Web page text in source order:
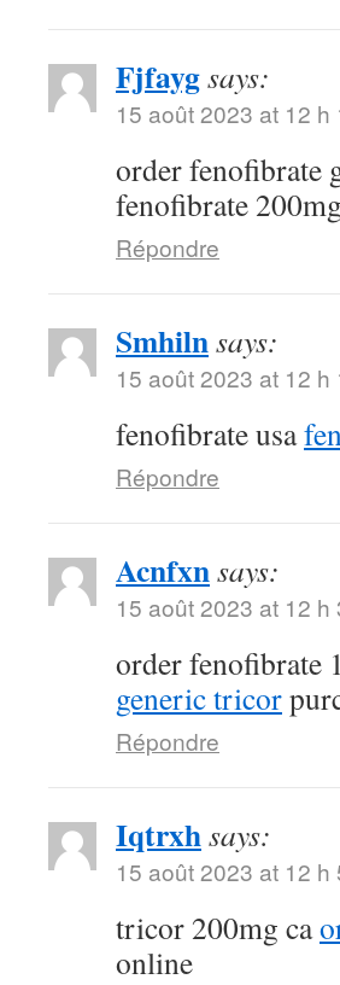
Fjfaygsays:
15 août 2023 at 12 h
order fenofibrate
fenofibrate
Répondre
Smhilnsays:
15 août 2023 at 12 h
fenofibrate usa
Répondre
Acnfxnsays:
15 août 2023 at 12 h
order
generic tricor
Répondre
Iqtrxhsays:
15 août 2023 at 12 h
tricor 200mg ca
online